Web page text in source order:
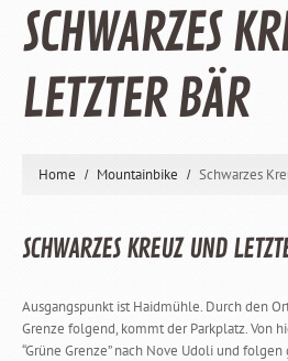
SCHWARZES
LETZTER BÄR
Home Mountainbike Schwarzes
SCHWARZES KREUZ UND
Ausgangspunkt ist Haidmühle. Durch den
Grenze folgend, kommt der Parkplatz. Von
“Grüne Grenze” nach Nove Udoli und